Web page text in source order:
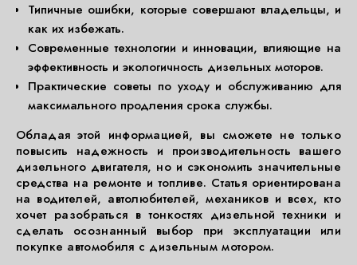
Типичные ошибки, которые совершают владельцы, и
как их избежать.
Современные технологии и инновации, влияющие на
эффективность и экологичность дизельных моторов.
Практические советы по уходу и обслуживанию для
максимального продления срока службы.
Обладая этой информацией, вы сможете не только
повысить надежность и производительность вашего
дизельного двигателя, но и сэкономить значительные
средства на ремонте и топливе. Статья ориентирована
на водителей, автолюбителей, механиков и всех, кто
хочет разобраться в тонкостях дизельной техники и
сделать осознанный выбор при эксплуатации или
покупке автомобиля с дизельным мотором.